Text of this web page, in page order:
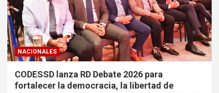
NACIONALES
CODESSD lanza RD Debate 2026 para
fortalecer la democracia, la libertad de